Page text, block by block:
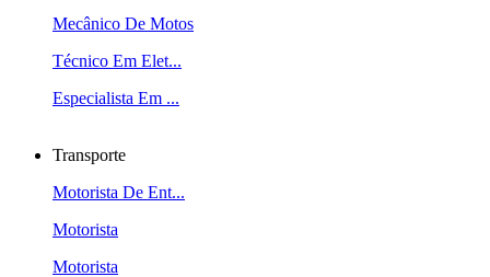
Mecânico De Motos
Técnico Em Elet...
Especialista Em ...
Transporte
Motorista De Ent...
Motorista
Motorista